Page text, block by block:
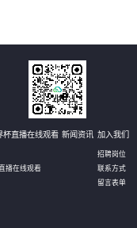
杯直播在线观看
播在线观看
新闻资讯 加入我们
招聘岗位
联系方式
留言表单